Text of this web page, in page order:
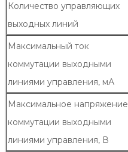
Количество управляющих
выходных линий
Максимальный ток
коммутации выходными
линиями управления, мА
Максимальное напряжение
коммутации выходными
линиями управления, В